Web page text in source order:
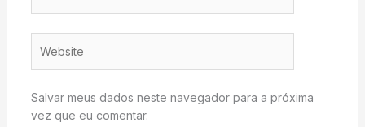
Salvar meus dados neste navegador para a próxima
vez que eu comentar.